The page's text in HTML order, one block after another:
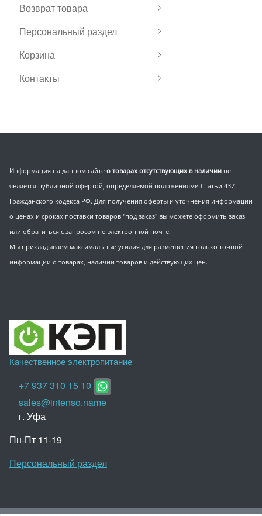
Возврат товара
Персональный раздел
Корзина
Контакты
Информация на данном сайте о товарах отсутствующих в наличии не
является публичной офертой, определяемой положениями Статьи 437
Гражданского кодекса РФ. Для получения оферты и уточнения информации
о ценах и сроках поставки товаров "под заказ" вы можете оформить заказ
или обратиться с запросом по электронной почте.
Мы прикладываем максимальные усилия для размещения только точной
информации о товарах, наличии товаров и действующих цен.
Качественное электропитание
+7 937 310 15 10
sales@intenso.name
г. Уфа
Пн-Пт 11-19
Персональный раздел